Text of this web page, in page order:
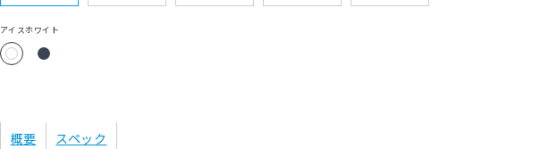
アイスホワイト
概要 スペック